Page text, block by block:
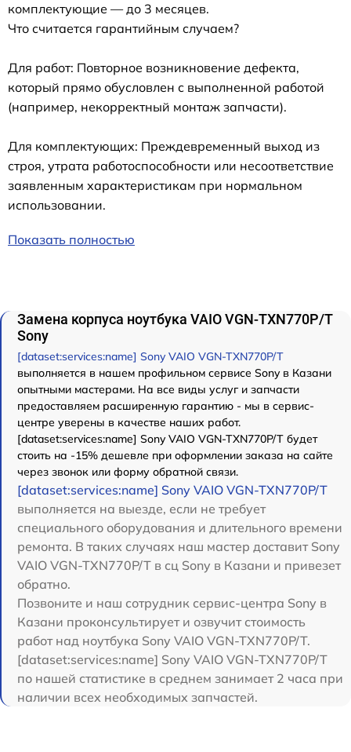
комплектующие — до 3 месяцев.
Что считается гарантийным случаем?
Для работ: Повторное возникновение дефекта,
который прямо обусловлен с выполненной работой
(например, некорректный монтаж запчасти).
Для комплектующих: Преждевременный выход из
строя, утрата работоспособности или несоответствие
заявленным характеристикам при нормальном
использовании.
Показать полностью
Замена корпуса ноутбука VAIO VGN-TXN770P/T
Sony
[dataset:services:name] Sony VAIO VGN-TXN770P/T
выполняется в нашем профильном сервисе Sony в Казани
опытными мастерами. На все виды услуг и запчасти
предоставляем расширенную гарантию - мы в сервис-
центре уверены в качестве наших работ.
[dataset:services:name] Sony VAIO VGN-TXN770P/T будет
стоить на -15% дешевле при оформлении заказа на сайте
через звонок или форму обратной связи.
[dataset:services:name] Sony VAIO VGN-TXN770P/T
выполняется на выезде, если не требует
специального оборудования и длительного времени
ремонта. В таких случаях наш мастер доставит Sony
VAIO VGN-TXN770P/T в сц Sony в Казани и привезет
обратно.
Позвоните и наш сотрудник сервис-центра Sony в
Казани проконсультирует и озвучит стоимость
работ над ноутбука Sony VAIO VGN-TXN770P/T.
[dataset:services:name] Sony VAIO VGN-TXN770P/T
по нашей статистике в среднем занимает 2 часа при
наличии всех необходимых запчастей.